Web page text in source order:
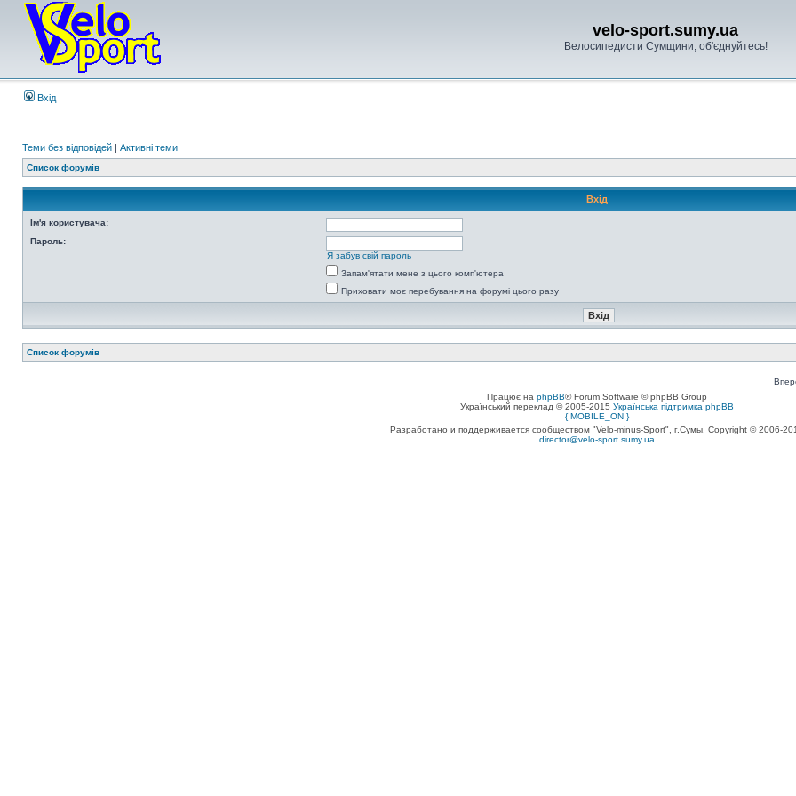
velo-sport.sumy.ua
Велосипедисти Сумщини, об'єднуйтесь!
Вхід
Теми без відповідей | Активні теми
Список форумів
Вхід
Ім'я користувача:
Пароль:
Я забув свій пароль
Запам'ятати мене з цього комп'ютера
Приховати моє перебування на форумі цього разу
Список форумів
Працює на phpBB® Forum Software © phpBB Group
Український переклад © 2005-2015 Українська підтримка phpBB
{ MOBILE_ON }
Разработано и поддерживается сообществом "Velo-minus-Sport", г.Сумы, Copyright © 2006-
director@velo-sport.sumy.ua